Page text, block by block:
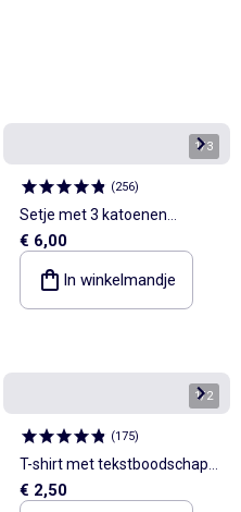
1/3
(256)
Setje met 3 katoenen
singlets
€ 6,00
In winkelmandje
1/2
(175)
T-shirt met tekstboodschap
en korte mouwen
€ 2,50